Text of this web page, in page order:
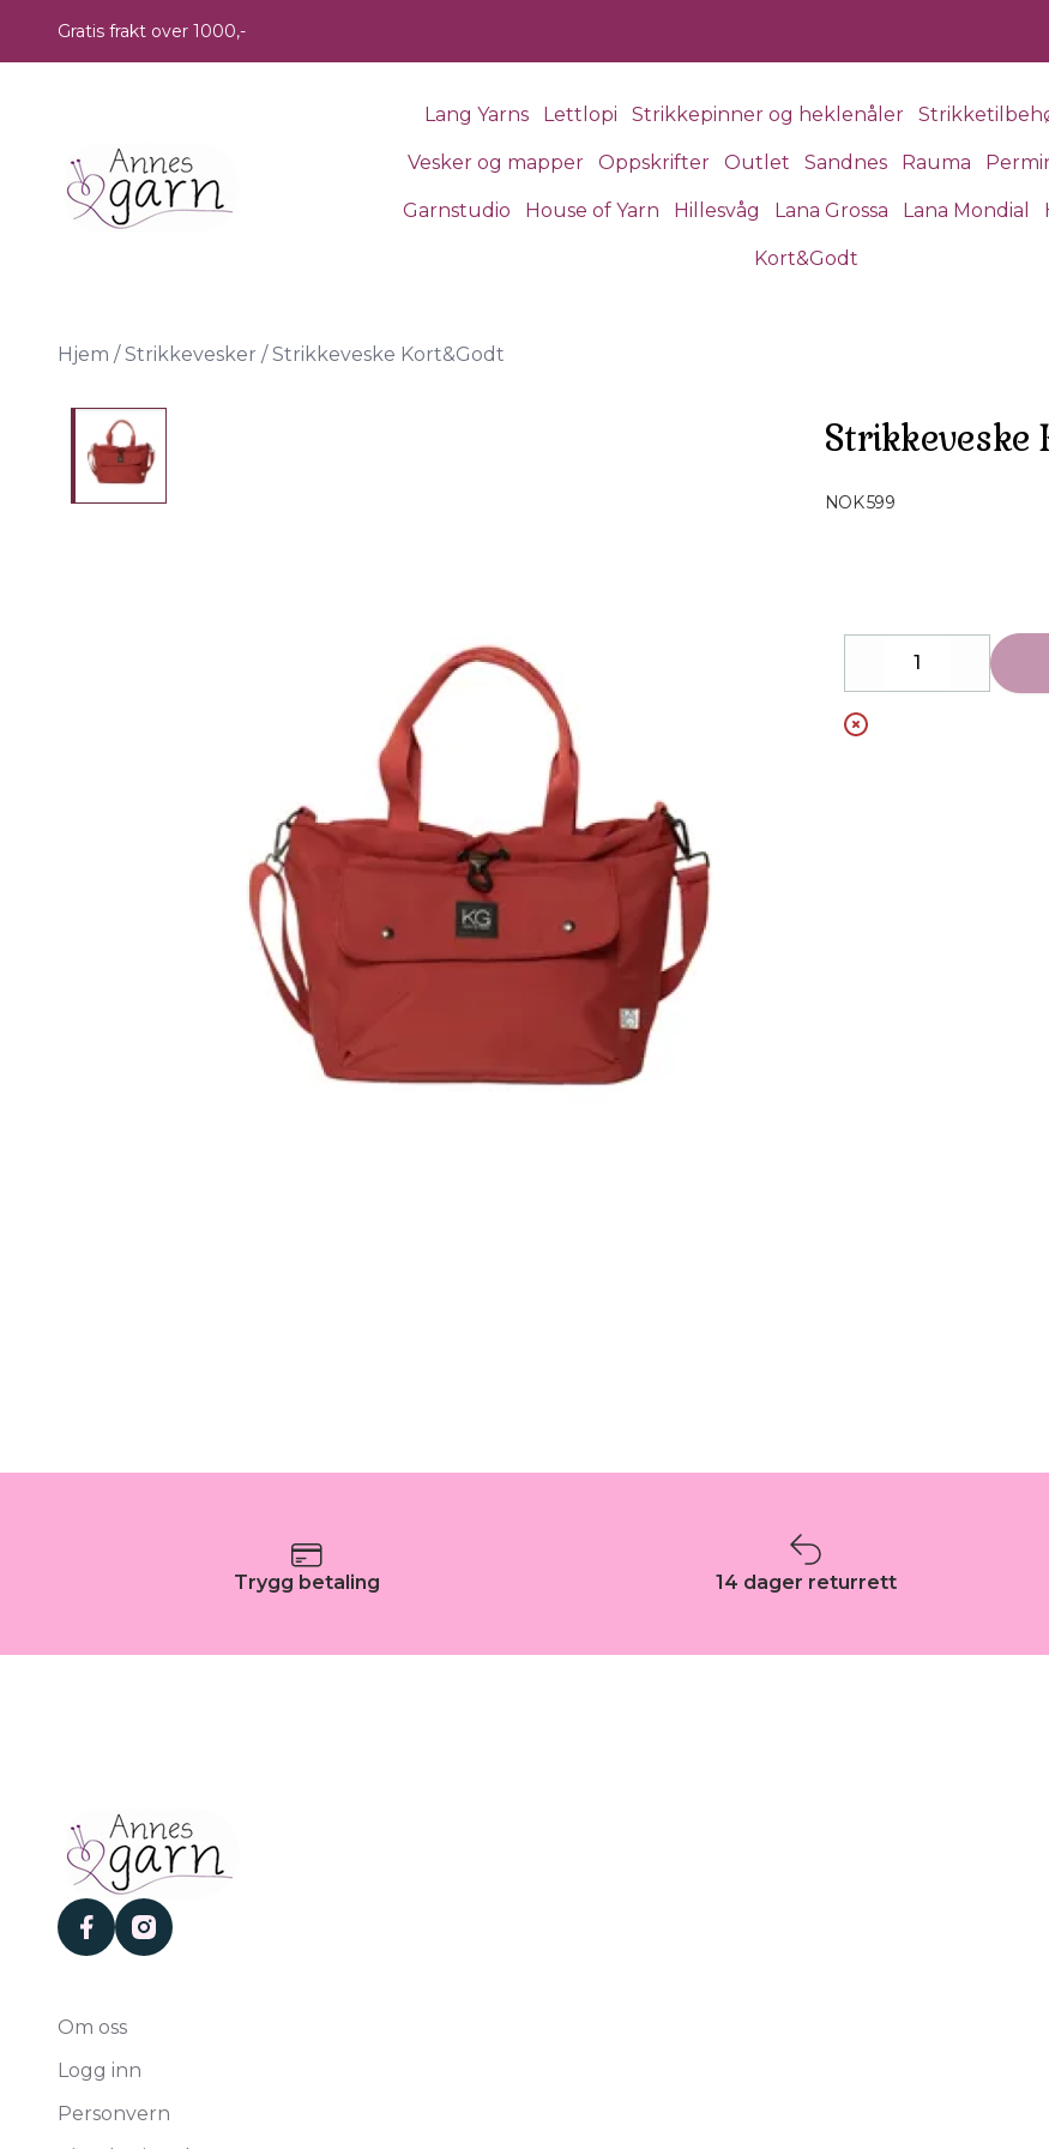
Gratis frakt over 1000,-
Lang Yarns Lettlopi Strikkepinner og heklenåler
Vesker og mapper Oppskrifter Outlet Sandnes Rauma
Garnstudio House of Yarn Hillesvåg Lana Grossa Lana Mondial
Kort&Godt
Hjem / Strikkevesker / Strikkeveske Kort&Godt
Strikkeveske
NOK 599
Decrease Increase
Trygg betaling 14 dager returrett
facebookinstagram
Om oss
Logg inn
Personvern